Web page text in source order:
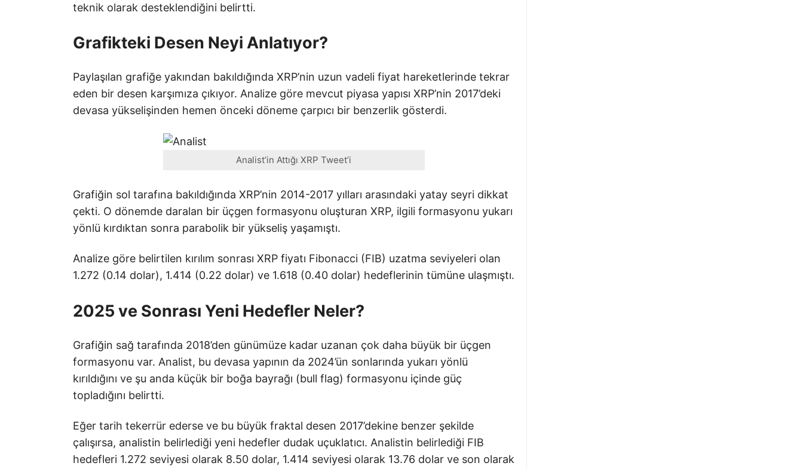
teknik olarak desteklendiğini belirtti.
Grafikteki Desen Neyi Anlatıyor?
Paylaşılan grafiğe yakından bakıldığında XRP’nin uzun vadeli fiyat hareketlerinde tekrar
eden bir desen karşımıza çıkıyor. Analize göre mevcut piyasa yapısı XRP’nin 2017’deki
devasa yükselişinden hemen önceki döneme çarpıcı bir benzerlik gösterdi.
Analist’in Attığı XRP Tweet’i
Grafiğin sol tarafına bakıldığında XRP’nin 2014-2017 yılları arasındaki yatay seyri dikkat
çekti. O dönemde daralan bir üçgen formasyonu oluşturan XRP, ilgili formasyonu yukarı
yönlü kırdıktan sonra parabolik bir yükseliş yaşamıştı.
Analize göre belirtilen kırılım sonrası XRP fiyatı Fibonacci (FIB) uzatma seviyeleri olan
1.272 (0.14 dolar), 1.414 (0.22 dolar) ve 1.618 (0.40 dolar) hedeflerinin tümüne ulaşmıştı.
2025 ve Sonrası Yeni Hedefler Neler?
Grafiğin sağ tarafında 2018’den günümüze kadar uzanan çok daha büyük bir üçgen
formasyonu var. Analist, bu devasa yapının da 2024’ün sonlarında yukarı yönlü
kırıldığını ve şu anda küçük bir boğa bayrağı (bull flag) formasyonu içinde güç
topladığını belirtti.
Eğer tarih tekerrür ederse ve bu büyük fraktal desen 2017’dekine benzer şekilde
çalışırsa, analistin belirlediği yeni hedefler dudak uçuklatıcı. Analistin belirlediği FIB
hedefleri 1.272 seviyesi olarak 8.50 dolar, 1.414 seviyesi olarak 13.76 dolar ve son olarak